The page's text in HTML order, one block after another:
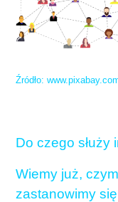
Źródło:
Do czego służy
Wiemy już,
zastanowimy